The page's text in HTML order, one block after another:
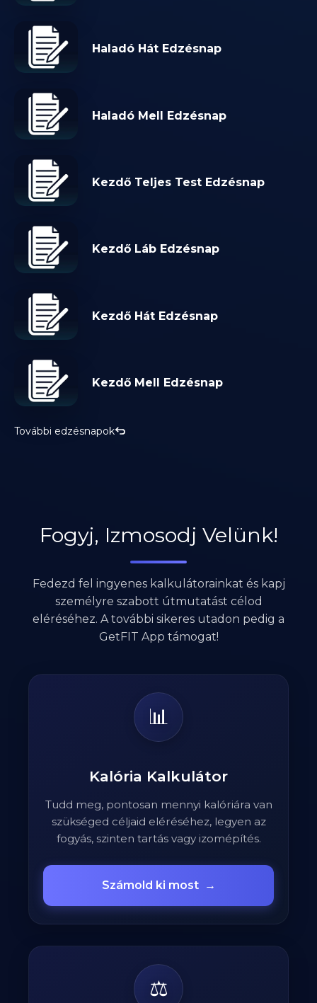
Haladó Hát Edzésnap
Haladó Mell Edzésnap
Kezdő Teljes Test Edzésnap
Kezdő Láb Edzésnap
Kezdő Hát Edzésnap
Kezdő Mell Edzésnap
További edzésnapok
Fogyj, Izmosodj Velünk!
Fedezd fel ingyenes kalkulátorainkat és kapj
személyre szabott útmutatást célod
eléréséhez. A további sikeres utadon pedig a
GetFIT App támogat!
📊
Kalória Kalkulátor
Tudd meg, pontosan mennyi kalóriára van
szükséged céljaid eléréséhez, legyen az
fogyás, szinten tartás vagy izomépítés.
Számold ki most →
⚖️